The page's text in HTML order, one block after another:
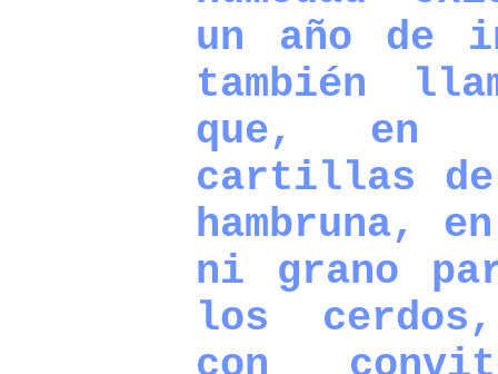
un año de
también
que, en
cartillas de
hambruna,
ni grano
los